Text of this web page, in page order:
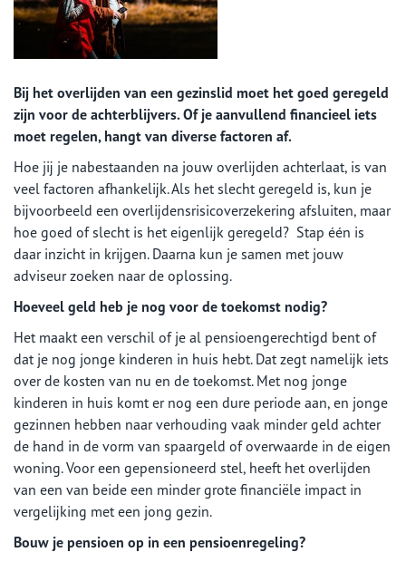
Bij het overlijden van een gezinslid moet het goed geregeld
zijn voor de achterblijvers. Of je aanvullend financieel iets
moet regelen, hangt van diverse factoren af.
Hoe jij je nabestaanden na jouw overlijden achterlaat, is van
veel factoren afhankelijk. Als het slecht geregeld is, kun je
bijvoorbeeld een overlijdensrisicoverzekering afsluiten, maar
hoe goed of slecht is het eigenlijk geregeld? Stap één is
daar inzicht in krijgen. Daarna kun je samen met jouw
adviseur zoeken naar de oplossing.
Hoeveel geld heb je nog voor de toekomst nodig?
Het maakt een verschil of je al pensioengerechtigd bent of
dat je nog jonge kinderen in huis hebt. Dat zegt namelijk iets
over de kosten van nu en de toekomst. Met nog jonge
kinderen in huis komt er nog een dure periode aan, en jonge
gezinnen hebben naar verhouding vaak minder geld achter
de hand in de vorm van spaargeld of overwaarde in de eigen
woning. Voor een gepensioneerd stel, heeft het overlijden
van een van beide een minder grote financiële impact in
vergelijking met een jong gezin.
Bouw je pensioen op in een pensioenregeling?